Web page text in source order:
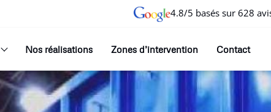
4.8/5 basés sur 628
Nos réalisations Zones d’intervention Contact